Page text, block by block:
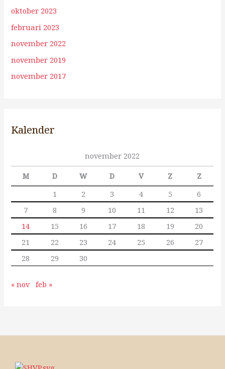
oktober 2023
februari 2023
november 2022
november 2019
november 2017
Kalender
november 2022
M
D W D V Z
Z
1
2 3 4 5
6
7
8 9 10 11 12
13
14
15 16 17 18 19
20
21
22 23 24 25 26
27
28
29 30
« nov feb »